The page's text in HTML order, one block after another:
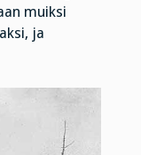
muiksi
ja